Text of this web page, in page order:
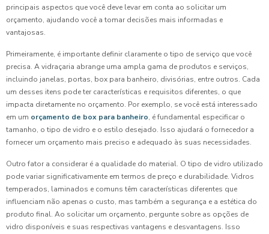
principais aspectos que você deve levar em conta ao solicitar um
orçamento, ajudando você a tomar decisões mais informadas e
vantajosas.
Primeiramente, é importante definir claramente o tipo de serviço que você
precisa. A vidraçaria abrange uma ampla gama de produtos e serviços,
incluindo janelas, portas, box para banheiro, divisórias, entre outros. Cada
um desses itens pode ter características e requisitos diferentes, o que
impacta diretamente no orçamento. Por exemplo, se você está interessado
em um orçamento de box para banheiro, é fundamental especificar o
tamanho, o tipo de vidro e o estilo desejado. Isso ajudará o fornecedor a
fornecer um orçamento mais preciso e adequado às suas necessidades.
Outro fator a considerar é a qualidade do material. O tipo de vidro utilizado
pode variar significativamente em termos de preço e durabilidade. Vidros
temperados, laminados e comuns têm características diferentes que
influenciam não apenas o custo, mas também a segurança e a estética do
produto final. Ao solicitar um orçamento, pergunte sobre as opções de
vidro disponíveis e suas respectivas vantagens e desvantagens. Isso